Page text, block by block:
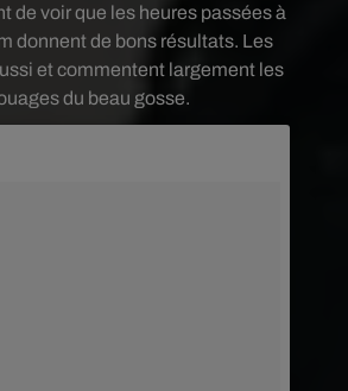
de voir que les heures passées à
donnent de bons résultats. Les
et commentent largement les
du beau gosse.